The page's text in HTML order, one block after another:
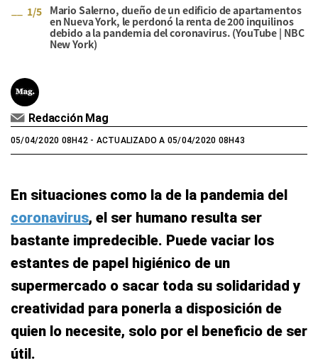
1/5
Mario Salerno, dueño de un edificio de apartamentos
en Nueva York, le perdonó la renta de 200 inquilinos
debido a la pandemia del coronavirus. (YouTube | NBC
New York)
Redacción Mag
05/04/2020 08H42- ACTUALIZADO A 05/04/2020 08H43
En situaciones como la de la pandemia del
coronavirus, el ser humano resulta ser
bastante impredecible. Puede vaciar los
estantes de papel higiénico de un
supermercado o sacar toda su solidaridad y
creatividad para ponerla a disposición de
quien lo necesite, solo por el beneficio de ser
útil.